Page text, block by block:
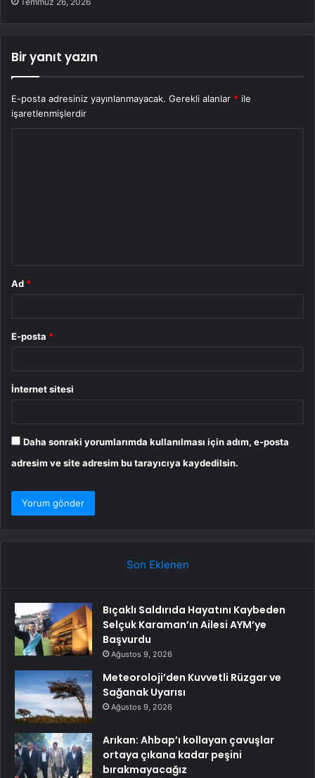
Bir yanıt yazın
E-posta adresiniz yayınlanmayacak. Gerekli alanlar * ile
işaretlenmişlerdir
Ad *
E-posta *
İnternet sitesi
Daha sonraki yorumlarımda kullanılması için adım, e-posta
adresim ve site adresim bu tarayıcıya kaydedilsin.
Son Eklenen
Bıçaklı Saldırıda Hayatını Kaybeden
Selçuk Karaman’ın Ailesi AYM’ye
Başvurdu
Ağustos 9, 2026
Meteoroloji’den Kuvvetli Rüzgar ve
Sağanak Uyarısı
Ağustos 9, 2026
Arıkan: Ahbap’ı kollayan çavuşlar
ortaya çıkana kadar peşini
bırakmayacağız